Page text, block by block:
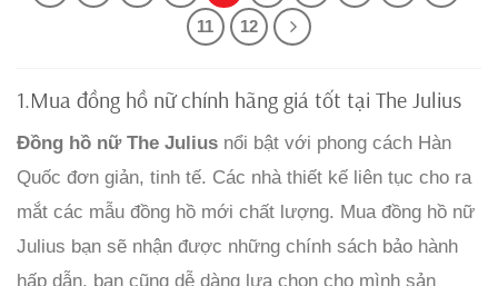
11
12
1.Mua đồng hồ nữ chính hãng giá tốt tại The Julius
Đồng hồ nữ The Julius nổi bật với phong cách Hàn
Quốc đơn giản, tinh tế. Các nhà thiết kế liên tục cho ra
mắt các mẫu đồng hồ mới chất lượng. Mua đồng hồ nữ
Julius bạn sẽ nhận được những chính sách bảo hành
hấp dẫn, bạn cũng dễ dàng lựa chọn cho mình sản